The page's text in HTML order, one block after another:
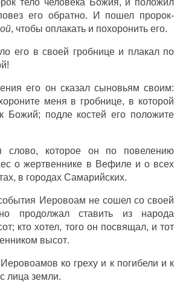
тело человека Божия, и положил
его обратно. И пошел пророк-
, чтобы оплакатьи похоронитьего.
его в своей гробницеи плакалпо
его он сказал сыновьям своим:
меня в гробнице, в которой
Божий; подле костей его положите
слово, которое он по повелению
ожертвеннике в Вефилеи о всех
, в городах Самарийских.
Иеровоам не сошелсо своей
продолжал ставить из народа
; ктохотел, того он посвящал, и тот
высот.
Иеровоамов ко греху и к погибели и к
лица земли.